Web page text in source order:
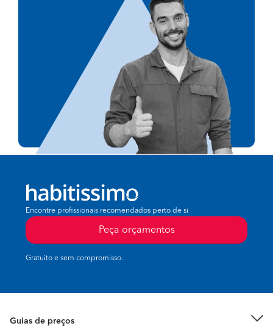
Encontre profissionais recomendados perto de si
Peça orçamentos
Gratuito e sem compromisso.
Guias de preços